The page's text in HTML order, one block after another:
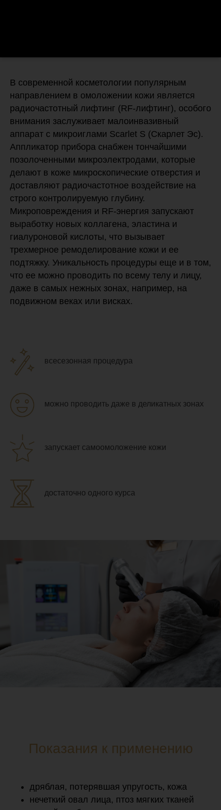
В современной косметологии популярным
направлением в омоложении кожи является
радиочастотный лифтинг (RF-лифтинг), особого
внимания заслуживает малоинвазивный
аппарат с микроиглами Scarlet S (Скарлет Эс).
Аппликатор прибора снабжен тончайшими
позолоченными микроэлектродами, которые
делают в коже микроскопические отверстия и
доставляют радиочастотное воздействие на
строго контролируемую глубину.
Микроповреждения и RF-энергия запускают
выработку новых коллагена, эластина и
гиалуроновой кислоты, что вызывает
трехмерное ремоделирование кожи и ее
подтяжку. Уникальность процедуры еще и в том,
что ее можно проводить по всему телу и лицу,
даже в самых нежных зонах, например, на
подвижном веках или висках.
всесезонная процедура
можно проводить даже в деликатных зонах
запускает самоомоложение кожи
достаточно одного курса
Показания к применению
дряблая, потерявшая упругость, кожа
нечеткий овал лица, птоз мягких тканей